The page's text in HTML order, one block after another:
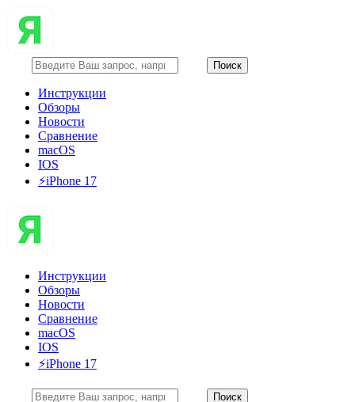
Инструкции
Обзоры
Новости
Сравнение
macOS
IOS
⚡️iPhone 17
Инструкции
Обзоры
Новости
Сравнение
macOS
IOS
⚡️iPhone 17